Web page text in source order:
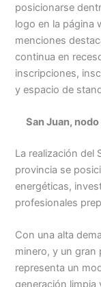
posicionarse
logo en la página
menciones
continua en
inscripciones,
y espacio de
San Juan,
La realización del
provincia se
energéticas,
profesionales
Con una alta
minero, y un gran
representa un